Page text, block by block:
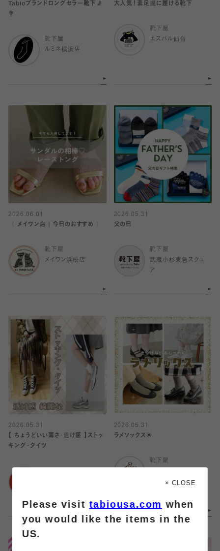
Tabioブランドロングセラー靴下🧦
💐
靴下屋
ルミネ横浜店
大人気！素足風に履ける靴下
靴下屋
エスパル仙台
2026.06.01
〈 メイワン店｜今日のおすすめ 〉
靴下屋
メイワン浜松店
2026.05.31
父の日
靴下屋
武蔵小杉東急スクエ
ア
2026.05.31
【 ちょうどいい薄さ･透け感 】ストッ
キング･タイツ
2026.05.31
ラメソックス🌟
靴下屋
× CLOSE
Please visittabiousa.com when
you would like the items in the
US.